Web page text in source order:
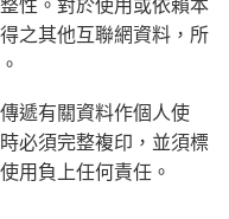
性。對於使用或依賴本
之其他互聯網資料，所
遞有關資料作個人使
必須完整複印，並須標
用負上任何責任。